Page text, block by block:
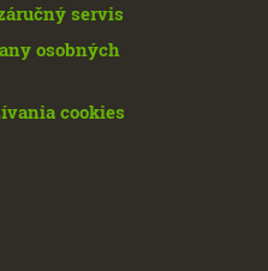
servis
osobných
cookies